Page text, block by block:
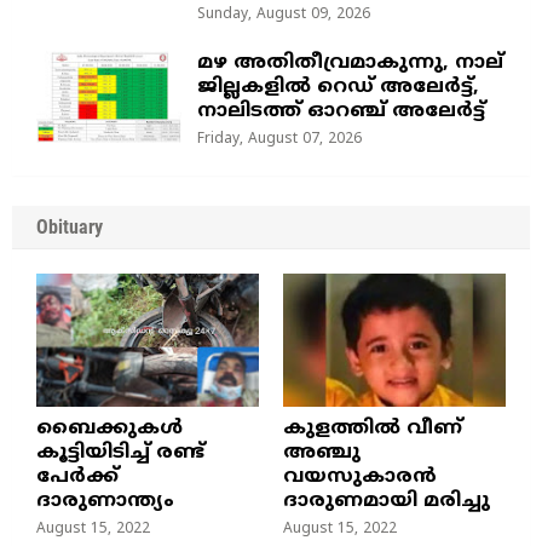
Sunday, August 09, 2026
മഴ അതിതീവ്രമാകുന്നു, നാല്
ജില്ലകളില്‍ റെഡ് അലേര്‍ട്ട്‌,
നാലിടത്ത് ഓറഞ്ച് അലേർട്ട്
Friday, August 07, 2026
Obituary
ബൈക്കുകൾ
കൂട്ടിയിടിച്ച് രണ്ട്
പേർക്ക്
ദാരുണാന്ത്യം
August 15, 2022
കുളത്തില്‍ വീണ്
അഞ്ചു
വയസുകാരന്‍
ദാരുണമായി മരിച്ചു
August 15, 2022